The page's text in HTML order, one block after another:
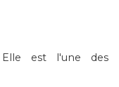
est l'une des